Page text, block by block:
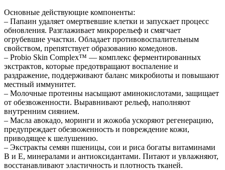
Основные действующие компоненты:
– Папаин удаляет омертвевшие клетки и запускает процесс
обновления. Разглаживает микрорельеф и смягчает
огрубевшие участки. Обладает противовоспалительным
свойством, препятствует образованию комедонов.
– Probio Skin Complex™ — комплекс ферментированных
экстрактов, которые предотвращают воспаление и
раздражение, поддерживают баланс микробиоты и повышают
местный иммунитет.
– Молочные протеины насыщают аминокислотами, защищает
от обезвоженности. Выравнивают рельеф, наполняют
внутренним сиянием.
– Масла авокадо, моринги и жожоба ускоряют регенерацию,
предупреждает обезвоженность и повреждение кожи,
приводящее к шелушению.
– Экстракты семян пшеницы, сои и риса богаты витаминами
B и Е, минералами и антиоксидантами. Питают и увлажняют,
восстанавливают эластичность и плотность тканей.